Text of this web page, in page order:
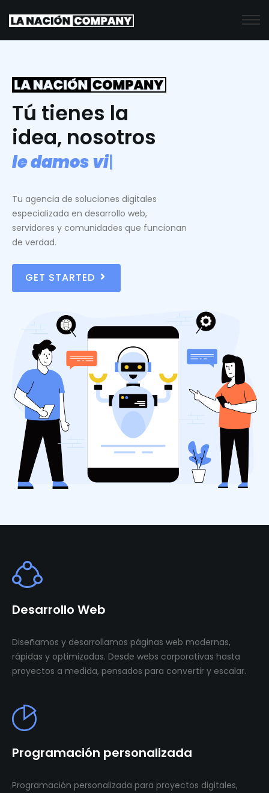
Tú tienes la
idea, nosotros
ledamosvid
Tu agencia de soluciones digitales
especializada en desarrollo web,
servidores y comunidades que funcionan
de verdad.
GET STARTED
Desarrollo Web
Diseñamos y desarrollamos páginas web modernas,
rápidas y optimizadas. Desde webs corporativas hasta
proyectos a medida, pensados para convertir y escalar.
Programación personalizada
Programación personalizada para proyectos digitales,